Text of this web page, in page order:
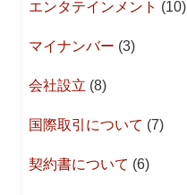
エンタテインメント (10)
マイナンバー (3)
会社設立 (8)
国際取引について (7)
契約書について (6)